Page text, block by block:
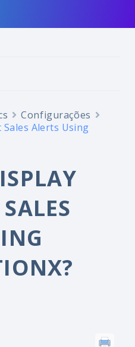
Configurações
Alerts Using